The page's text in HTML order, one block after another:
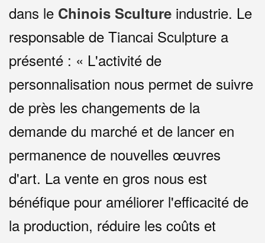
dans le Chinois Sculture industrie. Le
responsable de Tiancai Sculpture a
présenté : « L'activité de
personnalisation nous permet de suivre
de près les changements de la
demande du marché et de lancer en
permanence de nouvelles œuvres
d'art. La vente en gros nous est
bénéfique pour améliorer l'efficacité de
la production, réduire les coûts et